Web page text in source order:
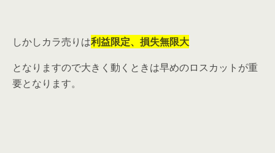
しかしカラ売りは利益限定、損失無限大
となりますので大きく動くときは早めのロスカットが重
要となります。